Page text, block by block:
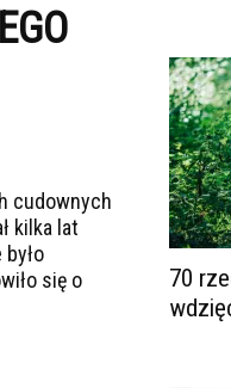
cudownych
kilka lat
się o
70